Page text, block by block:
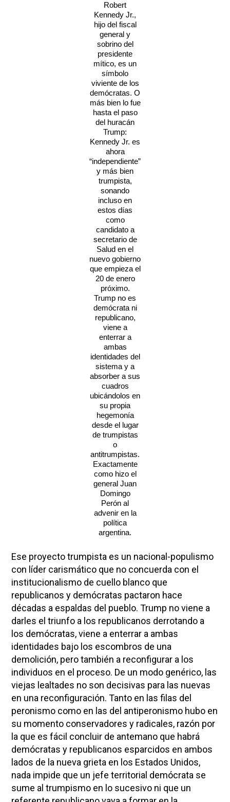
Robert
Kennedy Jr.,
hijo del fiscal
general y
sobrino del
presidente
mítico, es un
símbolo
viviente de los
demócratas. O
más bien lo fue
hasta el paso
del huracán
Trump:
Kennedy Jr. es
ahora
“independiente”
y más bien
trumpista,
sonando
incluso en
estos días
como
candidato a
secretario de
Salud en el
nuevo gobierno
que empieza el
20 de enero
próximo.
Trump no es
demócrata ni
republicano,
viene a
enterrar a
ambas
identidades del
sistema y a
absorber a sus
cuadros
ubicándolos en
su propia
hegemonía
desde el lugar
de trumpistas
o
antitrumpistas.
Exactamente
como hizo el
general Juan
Domingo
Perón al
advenir en la
política
argentina.
Ese proyecto trumpista es un nacional-populismo
con líder carismático que no concuerda con el
institucionalismo de cuello blanco que
republicanos y demócratas pactaron hace
décadas a espaldas del pueblo. Trump no viene a
darles el triunfo a los republicanos derrotando a
los demócratas, viene a enterrar a ambas
identidades bajo los escombros de una
demolición, pero también a reconfigurar a los
individuos en el proceso. De un modo genérico, las
viejas lealtades no son decisivas para las nuevas
en una reconfiguración. Tanto en las filas del
peronismo como en las del antiperonismo hubo en
su momento conservadores y radicales, razón por
la que es fácil concluir de antemano que habrá
demócratas y republicanos esparcidos en ambos
lados de la nueva grieta en los Estados Unidos,
nada impide que un jefe territorial demócrata se
sume al trumpismo en lo sucesivo ni que un